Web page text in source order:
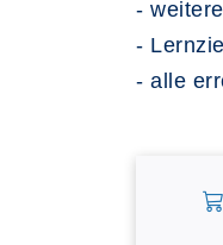
-
-
- alle